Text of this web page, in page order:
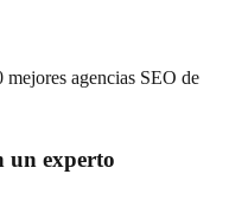
mejores agencias SEO de
un experto